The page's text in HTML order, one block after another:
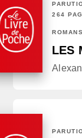
264
ROMANS
LES